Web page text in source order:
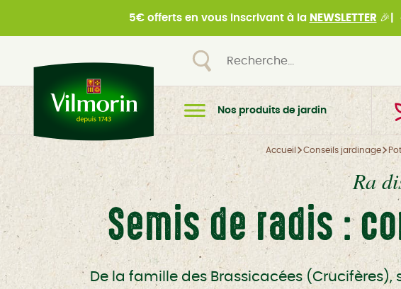
5€ offerts en vous inscrivant à la NEWSLETTER 🎉|
Nos produits de jardin
Accueil Conseils jardinage
Ra
Semis de radis :
De la famille des Brassicacées